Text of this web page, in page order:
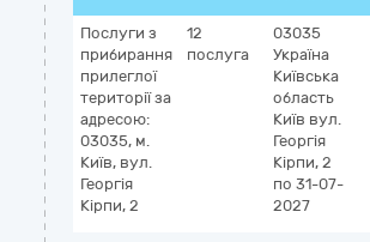
Послуги з
прибирання
прилеглої
території за
адресою:
03035, м.
Київ, вул.
Георгія
Кірпи, 2
12
послуга
03035
Україна
Київська
область
Київ вул.
Георгія
Кірпи, 2
по 31-07-
2027